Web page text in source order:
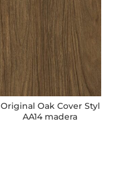
Original Oak Cover Styl
AA14 madera